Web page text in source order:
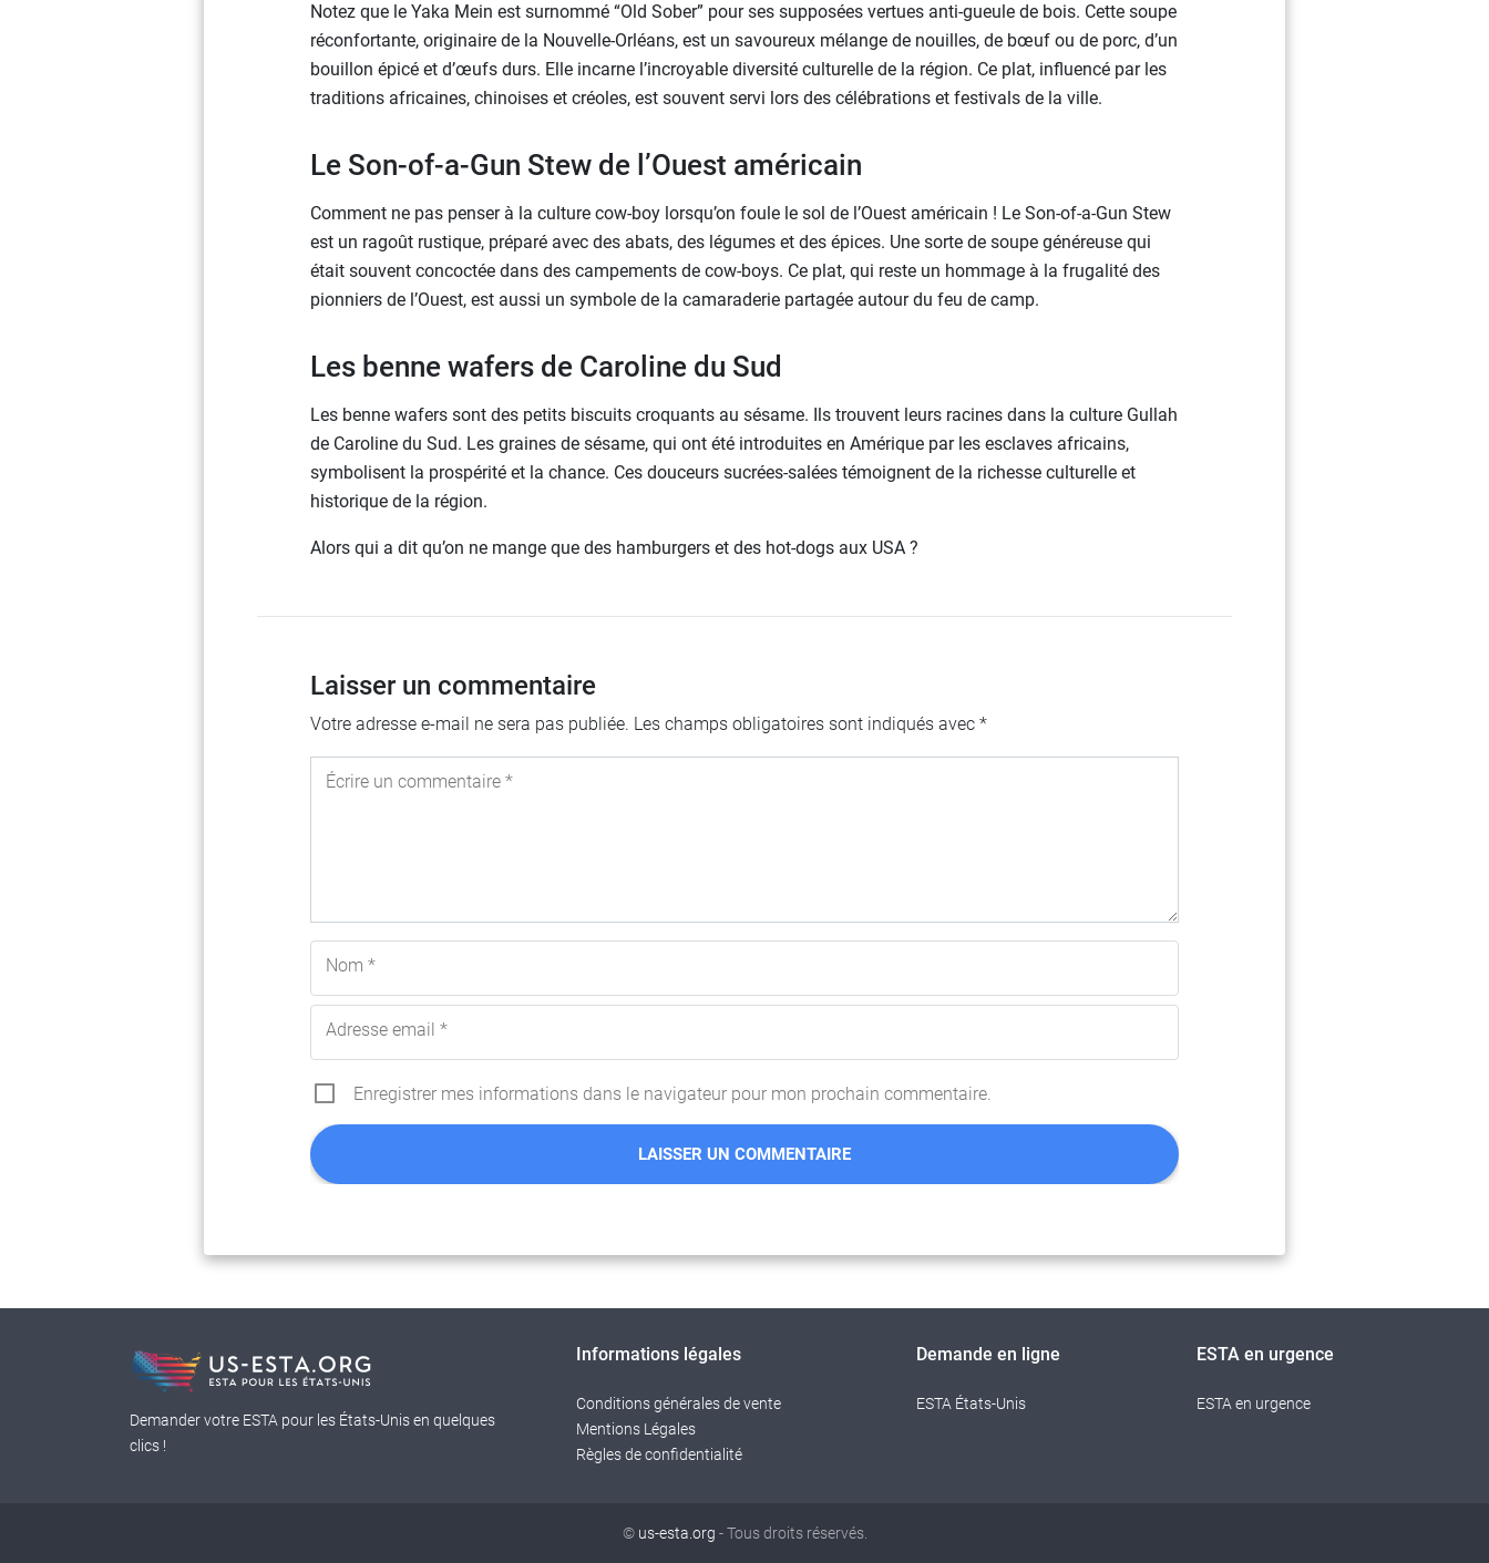
Notez que le Yaka Mein est surnommé “Old Sober” pour ses supposées vertues anti-gueule de bois. Cette soupe
réconfortante, originaire de la Nouvelle-Orléans, est un savoureux mélange de nouilles, de bœuf ou de porc, d’un
bouillon épicé et d’œufs durs. Elle incarne l’incroyable diversité culturelle de la région. Ce plat, influencé par les
traditions africaines, chinoises et créoles, est souvent servi lors des célébrations et festivals de la ville.
Le Son-of-a-Gun Stew de l’Ouest américain
Comment ne pas penser à la culture cow-boy lorsqu’on foule le sol de l’Ouest américain ! Le Son-of-a-Gun Stew
est un ragoût rustique, préparé avec des abats, des légumes et des épices. Une sorte de soupe généreuse qui
était souvent concoctée dans des campements de cow-boys. Ce plat, qui reste un hommage à la frugalité des
pionniers de l’Ouest, est aussi un symbole de la camaraderie partagée autour du feu de camp.
Les benne wafers de Caroline du Sud
Les benne wafers sont des petits biscuits croquants au sésame. Ils trouvent leurs racines dans la culture Gullah
de Caroline du Sud. Les graines de sésame, qui ont été introduites en Amérique par les esclaves africains,
symbolisent la prospérité et la chance. Ces douceurs sucrées-salées témoignent de la richesse culturelle et
historique de la région.
Alors qui a dit qu’on ne mange que des hamburgers et des hot-dogs aux USA ?
Laisser un commentaire
Votre adresse e-mail ne sera pas publiée. Les champs obligatoires sont indiqués avec *
Écrire un commentaire *
Nom *
Adresse email *
Enregistrer mes informations dans le navigateur pour mon prochain commentaire.
Demander votre ESTA pour les États-Unis en quelques
clics !
Informations légales
Conditions générales de vente
Mentions Légales
Règles de confidentialité
Demande en ligne
ESTA États-Unis
ESTA en urgence
ESTA en urgence
© us-esta.org - Tous droits réservés.